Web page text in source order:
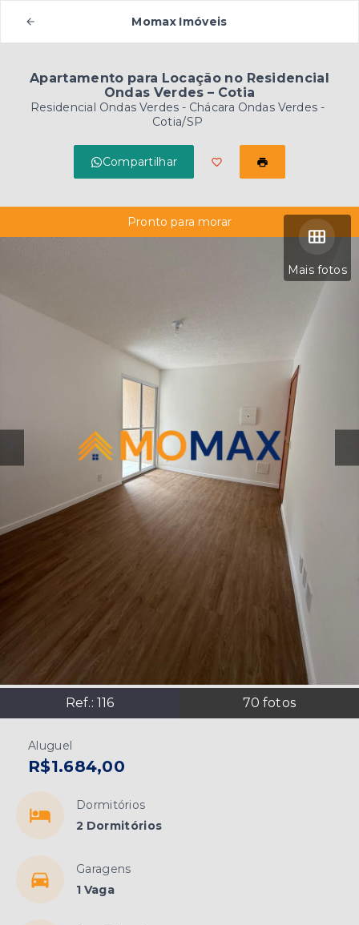
Momax Imóveis
Apartamento para Locação no Residencial
Ondas Verdes – Cotia
Residencial Ondas Verdes - Chácara Ondas Verdes -
Cotia/SP
Compartilhar
Mais fotos
Ref.: 116 70 fotos
Pronto para morar
Aluguel
R$1.684,00
Dormitórios
2 Dormitórios
Garagens
1 Vaga